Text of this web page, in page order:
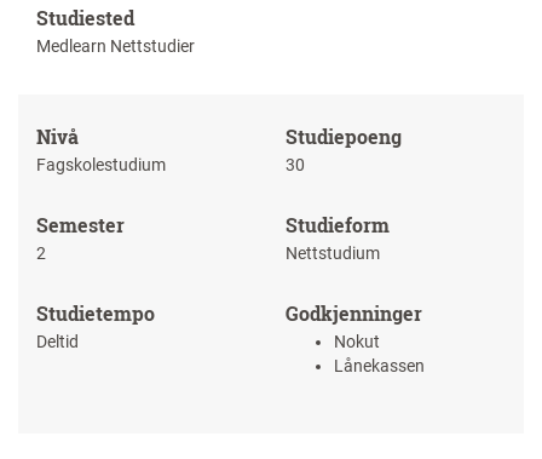
Studiested
Medlearn Nettstudier
Nivå
Fagskolestudium
Studiepoeng
30
Semester
2
Studieform
Nettstudium
Studietempo
Deltid
Godkjenninger
Nokut
Lånekassen